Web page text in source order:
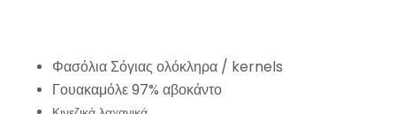
Φασόλια Σόγιας ολόκληρα / kernels
Γουακαμόλε 97% αβοκάντο